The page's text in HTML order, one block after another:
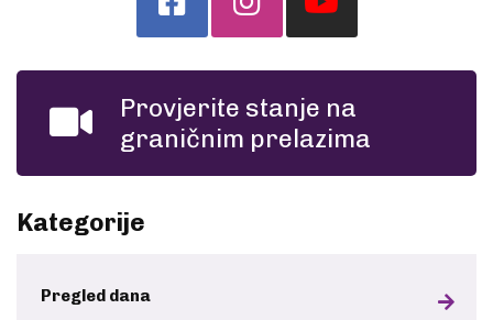
Provjerite stanje na
graničnim prelazima
Kategorije
Pregled dana